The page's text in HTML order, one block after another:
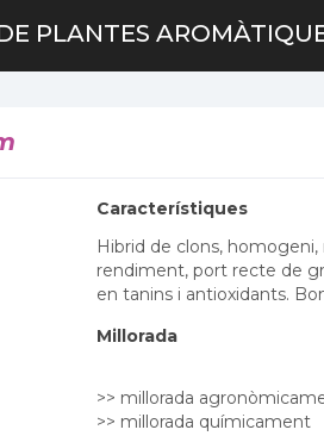
PLANTES
Característiques
Hibrid de clons,
rendiment, port recte de
en tanins i antioxidants.
Millorada
>> millorada
>> millorada químicament